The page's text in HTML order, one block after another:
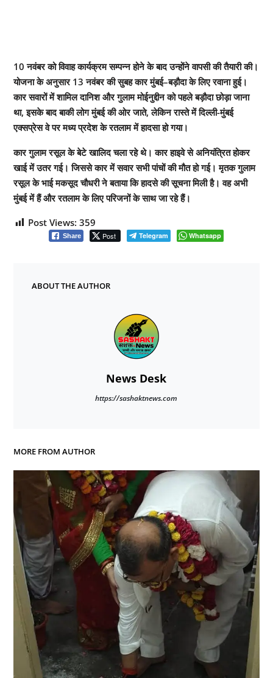
10 नवंबर को विवाह कार्यक्रम सम्पन्न होने के बाद उन्होंने वापसी की तैयारी की।
योजना के अनुसार 13 नवंबर की सुबह कार मुंबई–बड़ौदा के लिए रवाना हुई।
कार सवारों में शामिल दानिश और गुलाम मोईनुद्दीन को पहले बड़ौदा छोड़ा जाना
था, इसके बाद बाकी लोग मुंबई की ओर जाते, लेकिन रास्ते में दिल्ली-मुंबई
एक्सप्रेस वे पर मध्य प्रदेश के रतलाम में हादसा हो गया।
कार गुलाम रसूल के बेटे खालिद चला रहे थे। कार हाइवे से अनियंत्रित होकर
खाई में उतर गई। जिससे कार में सवार सभी पांचों की मौत हो गई। मृतक गुलाम
रसूल के भाई मकसूद चौधरी ने बताया कि हादसे की सूचना मिली है। वह अभी
मुंबई में हैं और रतलाम के लिए परिजनों के साथ जा रहे हैं।
Post Views: 359
Share Post Telegram Whatsapp
ABOUT THE AUTHOR
News Desk
https://sashaktnews.com
MORE FROM AUTHOR